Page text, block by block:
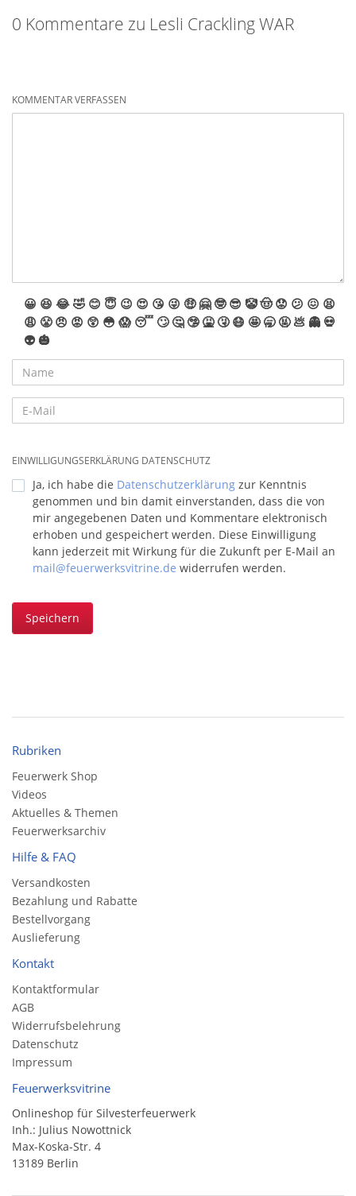
0 Kommentare zu Lesli Crackling WAR
KOMMENTAR VERFASSEN
😀 😆 😂🤣 😊 😇 😉 😍 😘 😜 🤑 🤗 🤓 😎 🤡🤠 😟 😕 😖 😫
😩 😤 😠 😡 😲 😳 😱 😴 🙄 🤔 🤥 🤮 🤧 😷 🤩 🥱 🤬 💩 👻 💀
👽 🎃
EINWILLIGUNGSERKLÄRUNG DATENSCHUTZ
Ja, ich habe die Datenschutzerklärung zur Kenntnis
genommen und bin damit einverstanden, dass die von
mir angegebenen Daten und Kommentare elektronisch
erhoben und gespeichert werden. Diese Einwilligung
kann jederzeit mit Wirkung für die Zukunft per E-Mail an
mail@feuerwerksvitrine.de widerrufen werden.
Speichern
Rubriken
Feuerwerk Shop
Videos
Aktuelles & Themen
Feuerwerksarchiv
Hilfe & FAQ
Versandkosten
Bezahlung und Rabatte
Bestellvorgang
Auslieferung
Kontakt
Kontaktformular
AGB
Widerrufsbelehrung
Datenschutz
Impressum
Feuerwerksvitrine
Onlineshop für Silvesterfeuerwerk
Inh.: Julius Nowottnick
Max-Koska-Str. 4
13189 Berlin